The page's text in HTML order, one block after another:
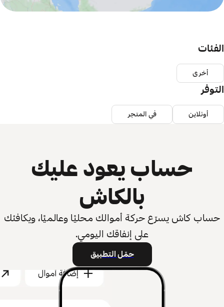
الفئات
أخرى
التوفر
أونلاين في المتجر
حساب يعود عليك
بالكاش
حساب كاش يسرّع حركة أموالك محليًا وعالميًا، ويكافئك
على إنفاقك اليومي.
حمّل التطبيق